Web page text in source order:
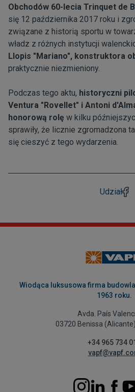
Obchodów 60-lecia Trinquet de
się 12 października 2017 roku i
związane z historią sportu w
władz z różnych instytucji
Llopis "Mariano", konstruktora
praktycznie niezmieniony.
Podczas tego aktu, historyczni
Ventura "Rovellet" i Antoni
honorową rolę w kilku
sprawiły, że licznie zgromadzona
się cieszyć z tego wydarzenia.
Udział
Wiodąca luksusowa firma
1963 roku.
Avda. País
03720 Benissa
+34 965 734